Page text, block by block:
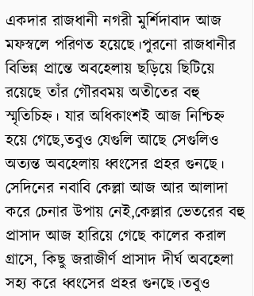
একদার রাজধানী নগরী মুর্শিদাবাদ আজ
মফস্বলে পরিণত হয়েছে।পুরনো রাজধানীর
বিভিন্ন প্রান্তে অবহেলায় ছড়িয়ে ছিটিয়ে
রয়েছে তাঁর গৌরবময় অতীতের বহু
স্মৃতিচিহ্ন। যার অধিকাংশই আজ নিশ্চিহ্ন
হয়ে গেছে,তবুও যেগুলি আছে সেগুলিও
অত্যন্ত অবহেলায় ধ্বংসের প্রহর গুনছে।
সেদিনের নবাবি কেল্লা আজ আর আলাদা
করে চেনার উপায় নেই,কেল্লার ভেতরের বহু
প্রাসাদ আজ হারিয়ে গেছে কালের করাল
গ্রাসে, কিছু জরাজীর্ণ প্রাসাদ দীর্ঘ অবহেলা
সহ্য করে ধ্বংসের প্রহর গুনছে।তবুও